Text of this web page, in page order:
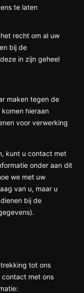
te laten
recht om al uw
bij de
in zijn geheel
maken tegen de
hieraan
voor verwerking
kunt u contact met
onder aan dit
we met uw
van u, maar u
bij de
tot ons
met ons